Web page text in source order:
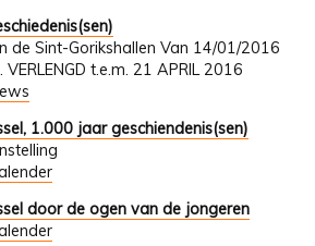
de Sint-Gorikshallen Van 14/01/2016
t.e.m. 21 APRIL 2016
1.000 jaar geschiendenis(sen)
door de ogen van de jongeren